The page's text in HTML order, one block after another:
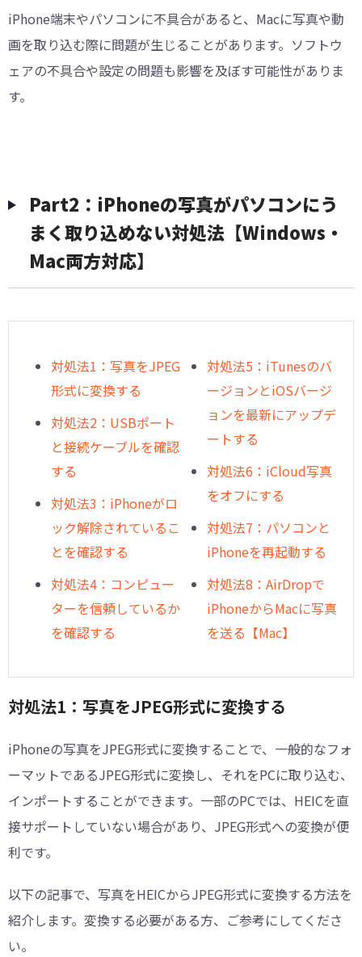
iPhone端末やパソコンに不具合があると、Macに写真や動
画を取り込む際に問題が生じることがあります。ソフトウ
ェアの不具合や設定の問題も影響を及ぼす可能性がありま
す。
Part2：iPhoneの写真がパソコンにう
まく取り込めない対処法【Windows・
Mac両方対応】
対処法1：写真をJPEG
形式に変換する
対処法2：USBポート
と接続ケーブルを確認
する
対処法3：iPhoneがロ
ック解除されているこ
とを確認する
対処法4：コンピュー
ターを信頼しているか
を確認する
対処法5：iTunesのバ
ージョンとiOSバージ
ョンを最新にアップデ
ートする
対処法6：iCloud写真
をオフにする
対処法7：パソコンと
iPhoneを再起動する
対処法8：AirDropで
iPhoneからMacに写真
を送る【Mac】
対処法1：写真をJPEG形式に変換する
iPhoneの写真をJPEG形式に変換することで、一般的なフォ
ーマットであるJPEG形式に変換し、それをPCに取り込む、
インポートすることができます。一部のPCでは、HEICを直
接サポートしていない場合があり、JPEG形式への変換が便
利です。
以下の記事で、写真をHEICからJPEG形式に変換する方法を
紹介します。変換する必要がある方、ご参考にしてくださ
い。